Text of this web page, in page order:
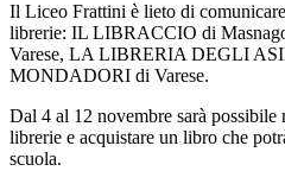
Il Liceo Frattini è lieto di
librerie: IL LIBRACCIO di
Varese, LA LIBRERIA DEGLI
MONDADORI di Varese.
Dal 4 al 12 novembre sarà possibile
librerie e acquistare un libro che
scuola.